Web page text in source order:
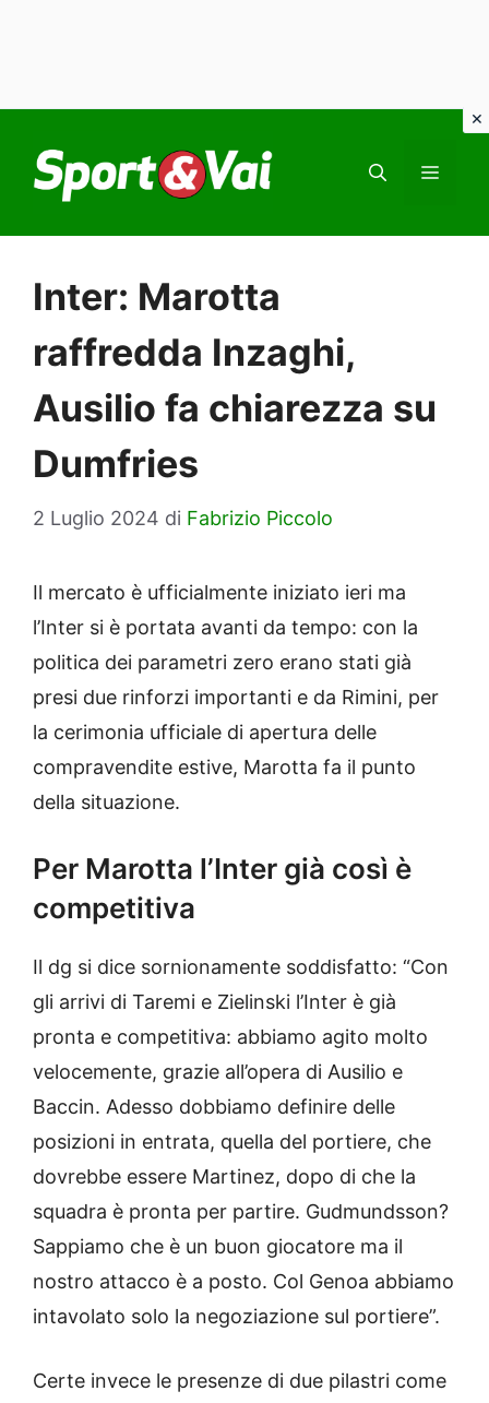
contenuto
Inter: Marotta
raffredda Inzaghi,
Ausilio fa chiarezza su
Dumfries
2 Luglio 2024 di Fabrizio Piccolo
Il mercato è ufficialmente iniziato ieri ma
l’Inter si è portata avanti da tempo: con la
politica dei parametri zero erano stati già
presi due rinforzi importanti e da Rimini, per
la cerimonia ufficiale di apertura delle
compravendite estive, Marotta fa il punto
della situazione.
Per Marotta l’Inter già così è
competitiva
Il dg si dice sornionamente soddisfatto: “Con
gli arrivi di Taremi e Zielinski l’Inter è già
pronta e competitiva: abbiamo agito molto
velocemente, grazie all’opera di Ausilio e
Baccin. Adesso dobbiamo definire delle
posizioni in entrata, quella del portiere, che
dovrebbe essere Martinez, dopo di che la
squadra è pronta per partire. Gudmundsson?
Sappiamo che è un buon giocatore ma il
nostro attacco è a posto. Col Genoa abbiamo
intavolato solo la negoziazione sul portiere”.
Certe invece le presenze di due pilastri come